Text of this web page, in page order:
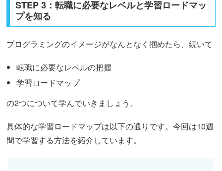
STEP 3：転職に必要なレベルと学習ロードマッ
プを知る
プログラミングのイメージがなんとなく掴めたら、続いて
転職に必要なレベルの把握
学習ロードマップ
の2つについて学んでいきましょう。
具体的な学習ロードマップは以下の通りです。今回は10週
間で学習する方法を紹介しています。